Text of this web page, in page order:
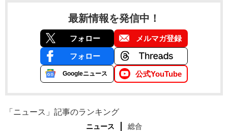
最新情報を発信中！
フォロー メルマガ登録
フォロー
Googleニュース 公式YouTube
「ニュース」記事のランキング
ニュース 総合